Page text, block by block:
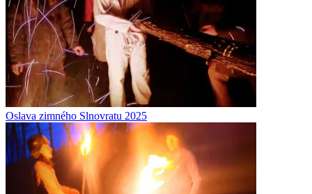
Oslava zimného Slnovratu 2025